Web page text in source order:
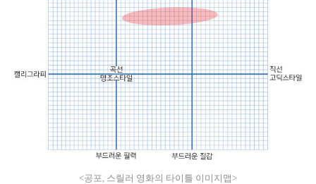
<공포, 스릴러 영화의 타이틀 이미지맵>